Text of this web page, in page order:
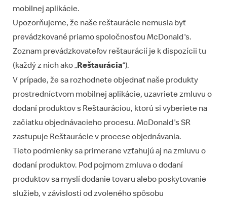
mobilnej aplikácie.
Upozorňujeme, že naše reštaurácie nemusia byť
prevádzkované priamo spoločnosťou McDonald's.
Zoznam prevádzkovateľov reštaurácií je k dispozícii tu
(každý z nich ako „Reštaurácia“).
V prípade, že sa rozhodnete objednať naše produkty
prostredníctvom mobilnej aplikácie, uzavriete zmluvu o
dodaní produktov s Reštauráciou, ktorú si vyberiete na
začiatku objednávacieho procesu. McDonald's SR
zastupuje Reštaurácie v procese objednávania.
Tieto podmienky sa primerane vzťahujú aj na zmluvu o
dodaní produktov. Pod pojmom zmluva o dodaní
produktov sa myslí dodanie tovaru alebo poskytovanie
služieb, v závislosti od zvoleného spôsobu